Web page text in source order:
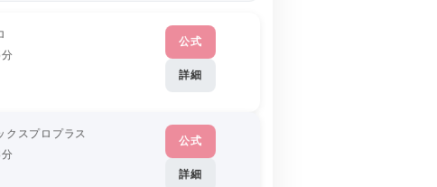
公式
詳細
クスプロプラス
公式
詳細